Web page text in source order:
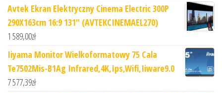
Avtek Ekran Elektryczny Cinema Electric 300P
290X163cm 16:9 131" (AVTEKCINEMAEL270)
1 589,00zł
Iiyama Monitor Wielkoformatowy 75 Cala
Te7502Mis-B1Ag Infrared,4K,Ips,Wifi,Iiware9.0
7 577,39zł